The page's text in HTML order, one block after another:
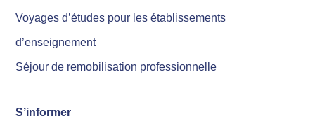
Voyages d’études pour les établissements
d’enseignement
Séjour de remobilisation professionnelle
S’informer